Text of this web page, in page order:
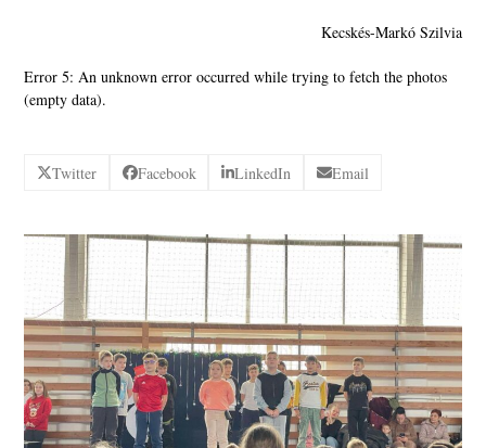
Kecskés-Markó Szilvia
Error 5: An unknown error occurred while trying to fetch the photos
(empty data).
Twitter Facebook LinkedIn Email